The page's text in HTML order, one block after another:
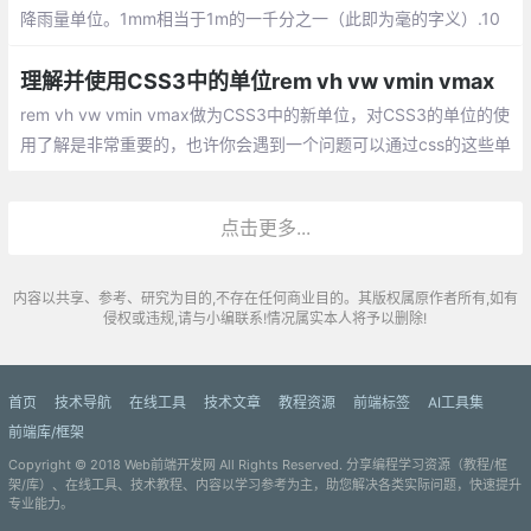
降雨量单位。1mm相当于1m的一千分之一（此即为毫的字义）.10
理解并使用CSS3中的单位rem vh vw vmin vmax
rem vh vw vmin vmax做为CSS3中的新单位，对CSS3的单位的使
用了解是非常重要的，也许你会遇到一个问题可以通过css的这些单
点击更多...
内容以共享、参考、研究为目的,不存在任何商业目的。其版权属原作者所有,如有
侵权或违规,请与小编联系!情况属实本人将予以删除!
首页 技术导航 在线工具 技术文章 教程资源 前端标签
AI工具集
前端库/框架